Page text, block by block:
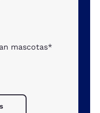
mascotas*